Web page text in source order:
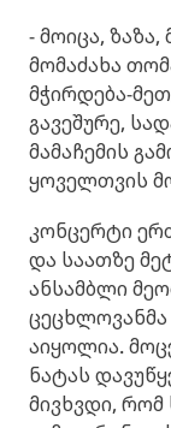
- მოიცა,
მომაძახა
მჭირდება-
გავეშურე,
მამაჩემის
ყოველთვის
კონცერტი
და საათზე
ანსამბლი
აიყოლია.
ნატას
მივხვდი, რომ